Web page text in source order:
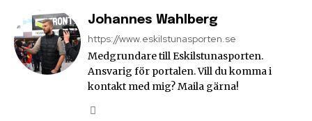
Johannes Wahlberg
https://www.eskilstunasporten.se
Medgrundare till Eskilstunasporten.
Ansvarig för portalen. Vill du komma i
kontakt med mig? Maila gärna!